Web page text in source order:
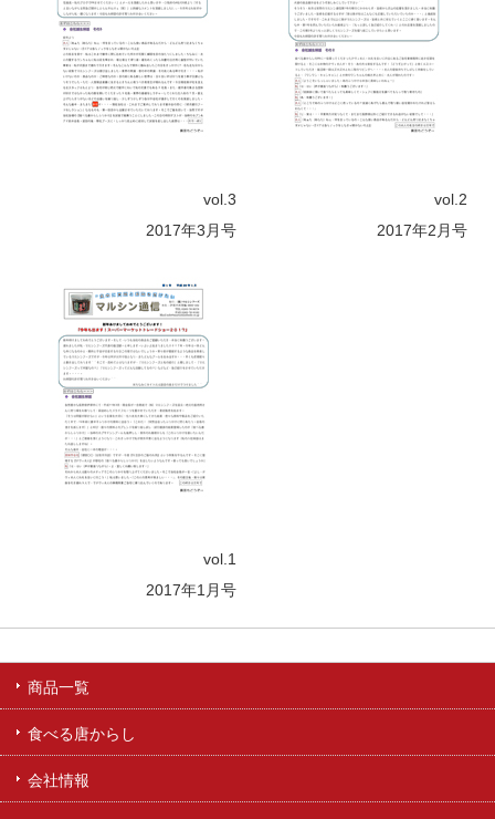
vol.3
2017年3月号
vol.2
2017年2月号
vol.1
2017年1月号
商品一覧
食べる唐からし
会社情報